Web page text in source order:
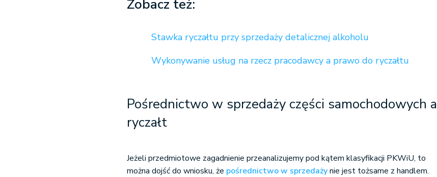
Zobacz też:
Stawka ryczałtu przy sprzedaży detalicznej alkoholu
Wykonywanie usług na rzecz pracodawcy a prawo do ryczałtu
Pośrednictwo w sprzedaży części samochodowych a
ryczałt
Jeżeli przedmiotowe zagadnienie przeanalizujemy pod kątem klasyfikacji PKWiU, to
można dojść do wniosku, że pośrednictwo w sprzedażynie jest tożsame z handlem.